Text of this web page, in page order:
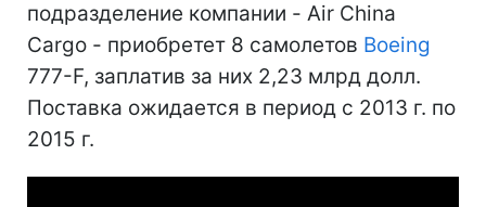
подразделение компании - Air China
Cargo - приобретет 8 самолетов Boeing
777-F, заплатив за них 2,23 млрд долл.
Поставка ожидается в период с 2013 г. по
2015 г.